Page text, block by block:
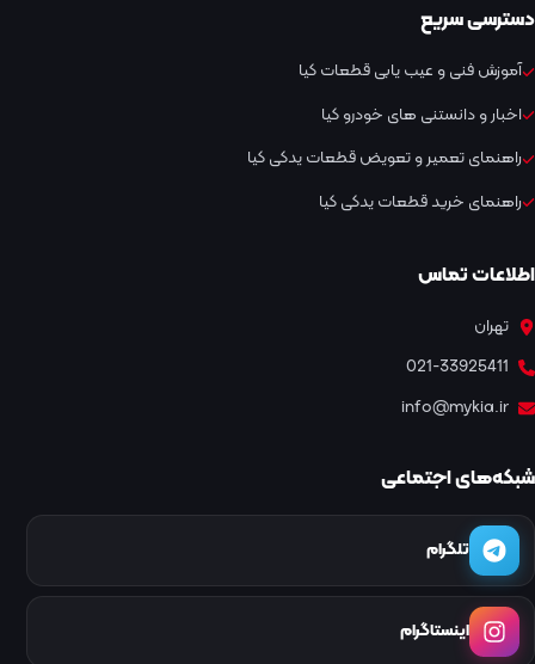
دسترسی سریع
آموزش فنی و عیب یابی قطعات کیا
اخبار و دانستنی های خودرو کیا
راهنمای تعمیر و تعویض قطعات یدکی کیا
راهنمای خرید قطعات یدکی کیا
اطلاعات تماس
تهران
021-33925411
info@mykia.ir
شبکه‌های اجتماعی
تلگرام
اینستاگرام